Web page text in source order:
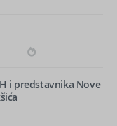
i predstavnika Nove